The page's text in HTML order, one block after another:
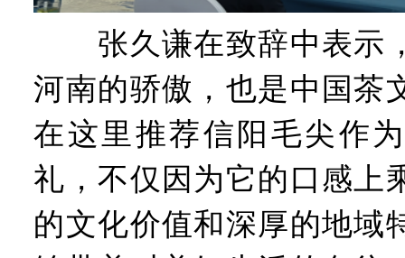
张久谦在致辞中表示
河南的骄傲，也是中国茶
在这里推荐信阳毛尖作
礼，不仅因为它的口感上
的文化价值和深厚的地域